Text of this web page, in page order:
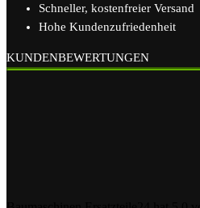
Schneller, kostenfreier Versand
Hohe Kundenzufriedenheit
KUNDENBEWERTUNGEN